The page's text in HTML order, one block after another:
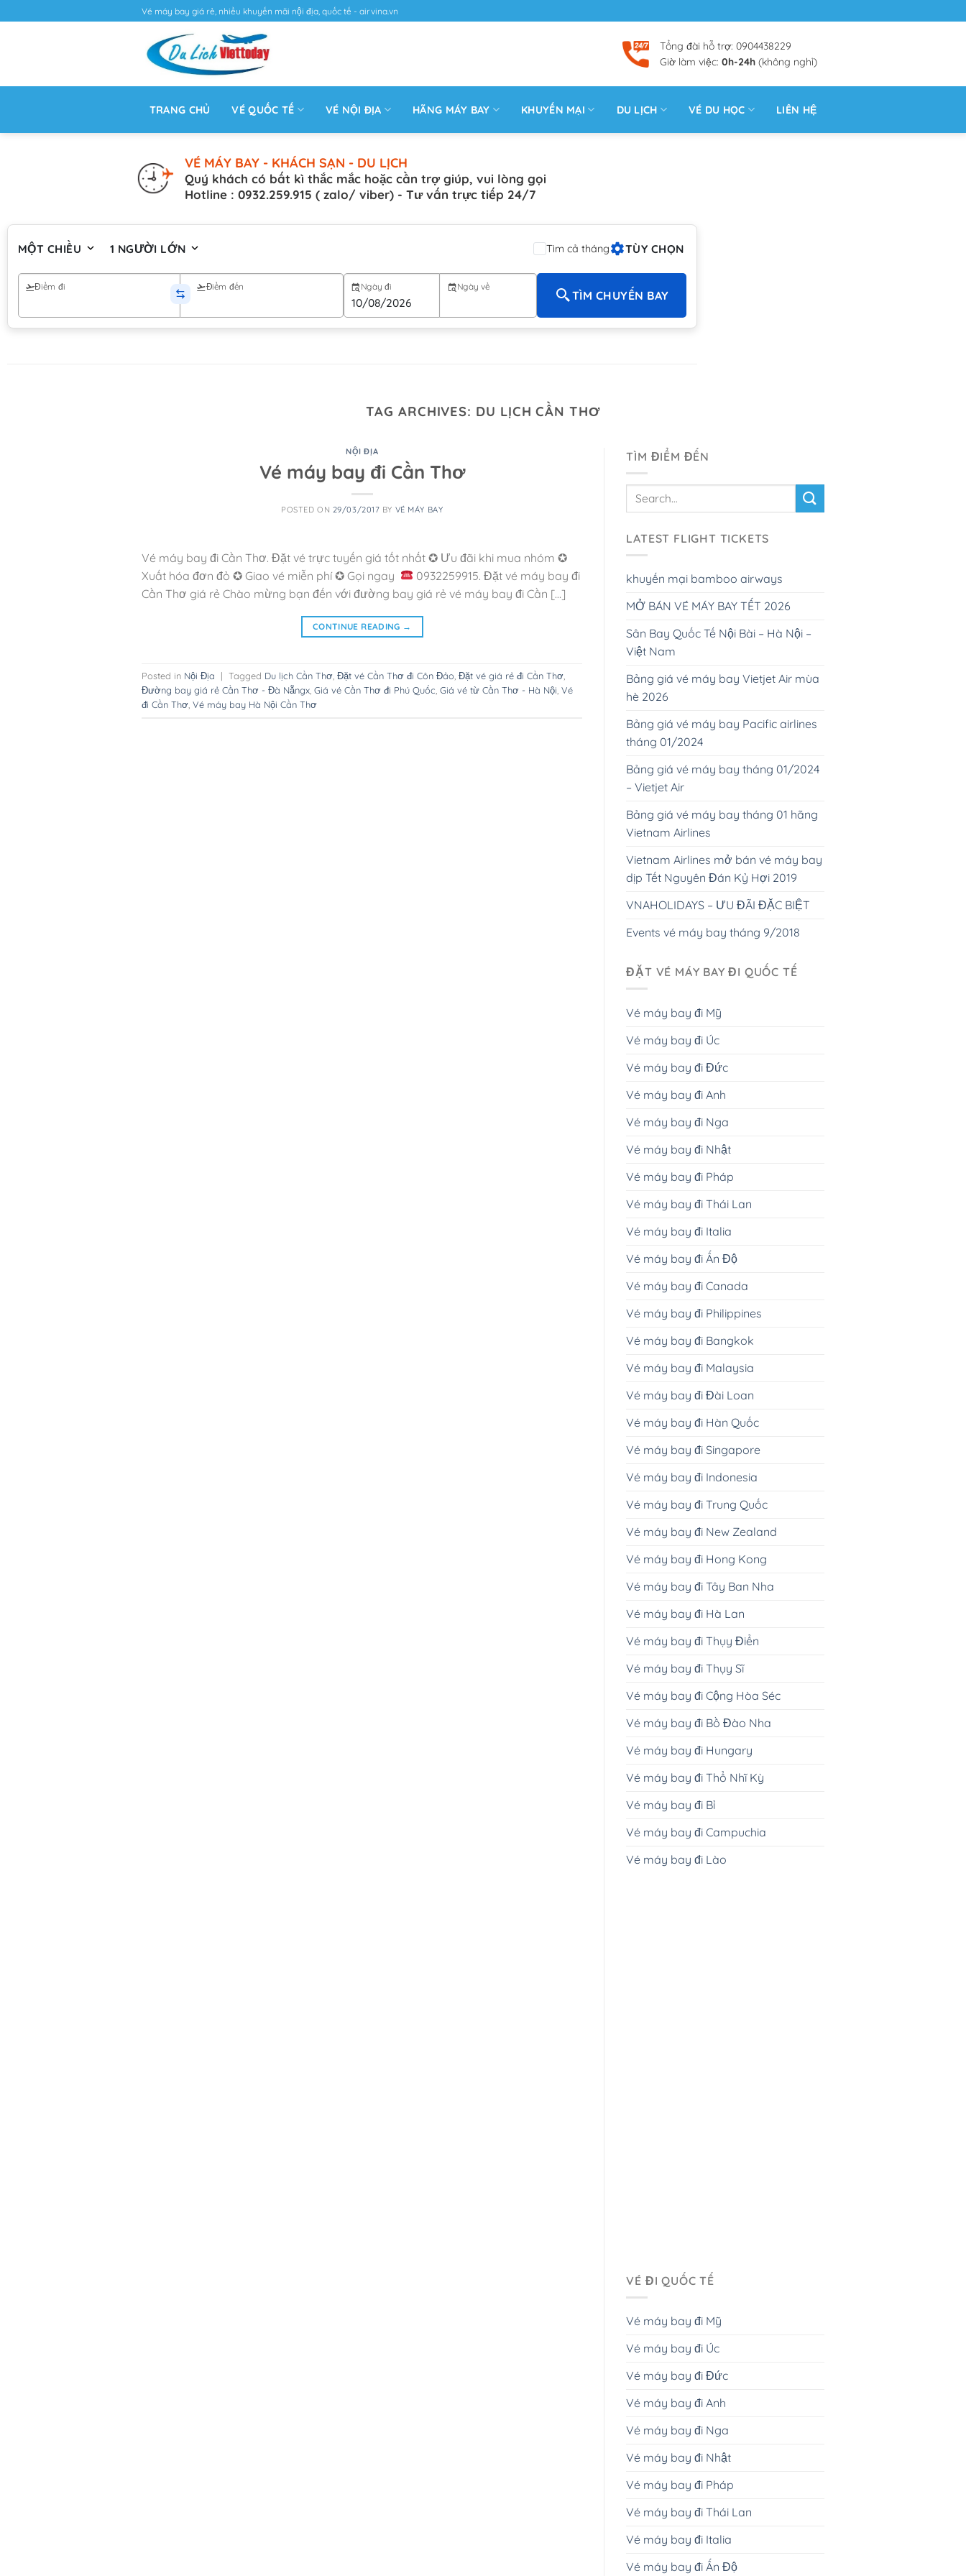
Vé máy bay giá rẻ, nhiều khuyến mãi nội địa, quốc tế - airvina.vn
Tổng đài hỗ trợ: 0904438229
Giờ làm việc: 0h-24h (không nghỉ)
TRANG CHỦ VÉ QUỐC TẾ VÉ NỘI ĐỊA HÃNG MÁY BAY KHUYẾN MẠI DU LỊCH VÉ DU HỌC LIÊN HỆ
VÉ MÁY BAY - KHÁCH SẠN - DU LỊCH
Quý khách có bất kì thắc mắc hoặc cần trợ giúp, vui lòng gọi
Hotline : 0932.259.915 ( zalo/ viber) - Tư vấn trực tiếp 24/7
MỘT CHIỀU 1 NGƯỜI LỚN Tìm cả tháng TÙY CHỌN
Điểm đi Điểm đến Ngày đi Ngày về
TÌM CHUYẾN BAY
TAG ARCHIVES: DU LỊCH CẦN THƠ
NỘI ĐỊA
Vé máy bay đi Cần Thơ
POSTED ON 29/03/2017 BY VÉ MÁY BAY
Vé máy bay đi Cần Thơ. Đặt vé trực tuyến giá tốt nhất ✪ Ưu đãi khi mua nhóm ✪
Xuất hóa đơn đỏ ✪ Giao vé miễn phí ✪ Gọi ngay
0932259915. Đặt vé máy bay đi
Cần Thơ giá rẻ Chào mừng bạn đến với đường bay giá rẻ vé máy bay đi Cần […]
CONTINUE READING →
Posted in Nội Địa | Tagged Du lịch Cần Thơ Đặt vé Cần Thơ đi Côn Đảo Đặt vé giá rẻ đi Cần Thơ
Đường bay giá rẻ Cần Thơ - Đà Nẵngx Giá vé Cần Thơ đi Phú Quốc Giá vé từ Cần Thơ - Hà Nội Vé
đi Cần Thơ Vé máy bay Hà Nội Cần Thơ
TÌM ĐIỂM ĐẾN
LATEST FLIGHT TICKETS
khuyến mại bamboo airways
MỞ BÁN VÉ MÁY BAY TẾT 2026
Sân Bay Quốc Tế Nội Bài – Hà Nội –
Việt Nam
Bảng giá vé máy bay Vietjet Air mùa
hè 2026
Bảng giá vé máy bay Pacific airlines
tháng 01/2024
Bảng giá vé máy bay tháng 01/2024
– Vietjet Air
Bảng giá vé máy bay tháng 01 hãng
Vietnam Airlines
Vietnam Airlines mở bán vé máy bay
dịp Tết Nguyên Đán Kỷ Hợi 2019
VNAHOLIDAYS – ƯU ĐÃI ĐẶC BIỆT
Events vé máy bay tháng 9/2018
ĐẶT VÉ MÁY BAY ĐI QUỐC TẾ
Vé máy bay đi Mỹ
Vé máy bay đi Úc
Vé máy bay đi Đức
Vé máy bay đi Anh
Vé máy bay đi Nga
Vé máy bay đi Nhật
Vé máy bay đi Pháp
Vé máy bay đi Thái Lan
Vé máy bay đi Italia
Vé máy bay đi Ấn Độ
Vé máy bay đi Canada
Vé máy bay đi Philippines
Vé máy bay đi Bangkok
Vé máy bay đi Malaysia
Vé máy bay đi Đài Loan
Vé máy bay đi Hàn Quốc
Vé máy bay đi Singapore
Vé máy bay đi Indonesia
Vé máy bay đi Trung Quốc
Vé máy bay đi New Zealand
Vé máy bay đi Hong Kong
Vé máy bay đi Tây Ban Nha
Vé máy bay đi Hà Lan
Vé máy bay đi Thụy Điển
Vé máy bay đi Thụy Sĩ
Vé máy bay đi Cộng Hòa Séc
Vé máy bay đi Bồ Đào Nha
Vé máy bay đi Hungary
Vé máy bay đi Thổ Nhĩ Kỳ
Vé máy bay đi Bỉ
Vé máy bay đi Campuchia
Vé máy bay đi Lào
VÉ ĐI QUỐC TẾ
Vé máy bay đi Mỹ
Vé máy bay đi Úc
Vé máy bay đi Đức
Vé máy bay đi Anh
Vé máy bay đi Nga
Vé máy bay đi Nhật
Vé máy bay đi Pháp
Vé máy bay đi Thái Lan
Vé máy bay đi Italia
Vé máy bay đi Ấn Độ